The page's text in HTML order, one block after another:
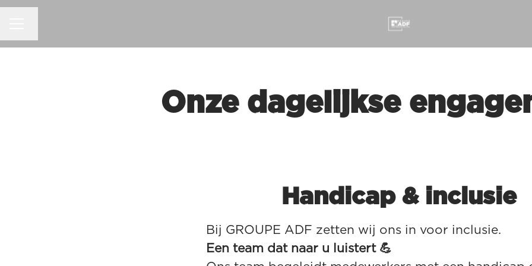
Onze dagelijkse
Handicap & inclusie
Bij GROUPE ADF zetten wij ons in voor inclusie.
Een team dat naar u luistert 💪